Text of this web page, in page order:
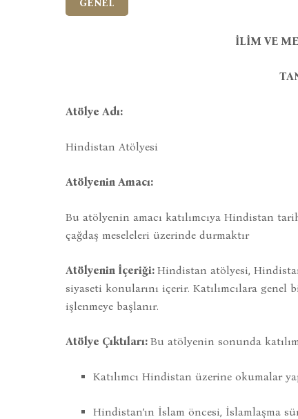
GENEL
İLİM VE
Atölye Adı:
Hindistan Atölyesi
Atölyenin Amacı:
Bu atölyenin amacı katılımcıya Hindistan
çağdaş meseleleri üzerinde durmaktır
Atölyenin İçeriği: Hindistan atölyesi,
siyaseti konularını içerir. Katılımcılara genel
işlenmeye başlanır.
Atölye Çıktıları: Bu atölyenin sonunda
Katılımcı Hindistan üzerine okumalar
Hindistan’ın İslam öncesi, İslamlaşma